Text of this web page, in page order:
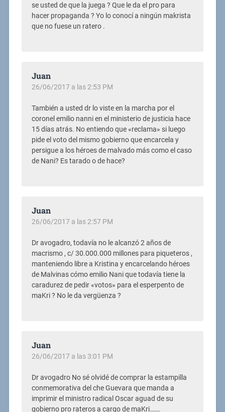
se usted de que la juega ? Que le da el pro para
hacer propaganda ? Yo lo conocí a ningún makrista
que no fuese un ratero .
Juan
26/06/2017 a las 2:53 PM
También a usted dr lo viste en la marcha por el
coronel emilio nanni en el ministerio de justicia hace
15 días atrás. No entiendo que «reclama» si luego
pide el voto del mismo gobierno que encarcela y
persigue a los héroes de malvado más como el caso
de Nani? Es tarado o de hace?
Juan
26/06/2017 a las 2:57 PM
Dr avogadro, todavía no le alcanzó 2 años de
macrismo , c/ 30.000.000 millones para piqueteros ,
manteniendo libre a Kristina y encarcelando héroes
de Malvinas cómo emilio Nani que todavía tiene la
caradurez de pedir «votos» para el esperpento de
maKri ? No le da vergüenza ?
Juan
26/06/2017 a las 3:01 PM
Dr avogadro No sé olvidé de comprar la estampilla
conmemorativa del che Guevara que manda a
imprimir el ministro radical Oscar aguad de su
gobierno pro rateros a cargo de maKri…….